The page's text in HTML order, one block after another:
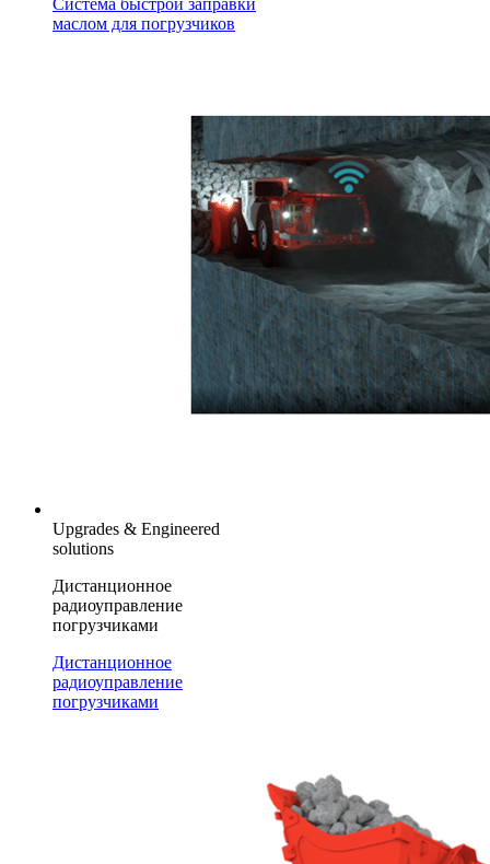
маслом для погрузчиков
Upgrades & Engineered
solutions
Дистанционное
радиоуправление
погрузчиками
Дистанционное
радиоуправление
погрузчиками